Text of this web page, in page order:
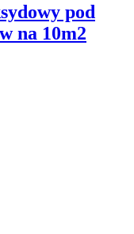
pod
na 10m2